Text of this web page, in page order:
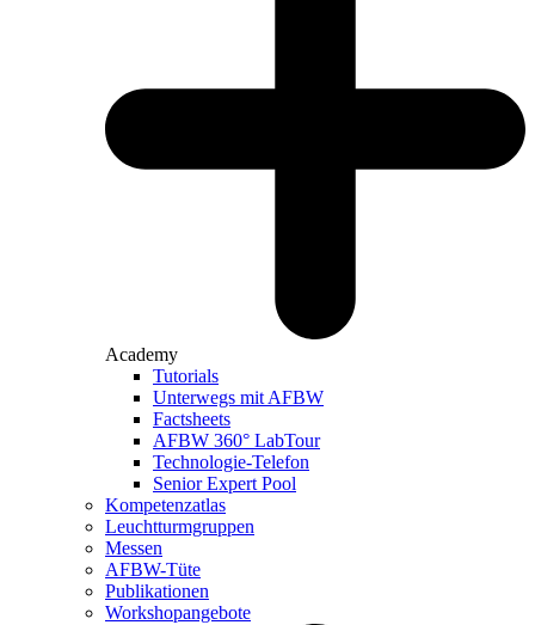
Academy
Tutorials
Unterwegs mit AFBW
Factsheets
AFBW 360° LabTour
Technologie-Telefon
Senior Expert Pool
Kompetenzatlas
Leuchtturm­gruppen
Messen
AFBW-Tüte
Publikationen
Workshopangebote